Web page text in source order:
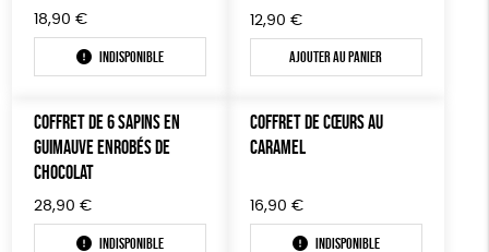
18,90 €
Indisponible
12,90 €
Ajouter au panier
COFFRET DE 6 SAPINS EN
GUIMAUVE ENROBÉS DE
CHOCOLAT
28,90 €
Indisponible
COFFRET DE CŒURS AU
CARAMEL
16,90 €
Indisponible